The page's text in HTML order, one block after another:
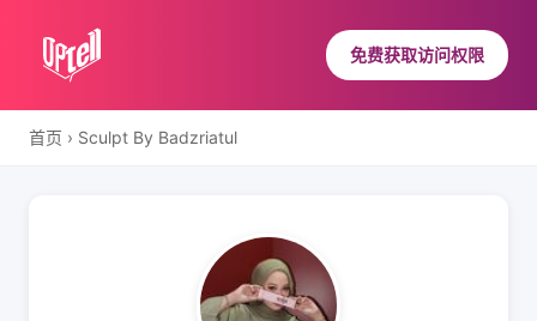
免费获取访问权限
首页 › Sculpt By Badzriatul